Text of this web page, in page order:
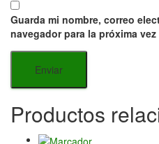
Guarda mi nombre, correo
navegador para la próxima
Productos